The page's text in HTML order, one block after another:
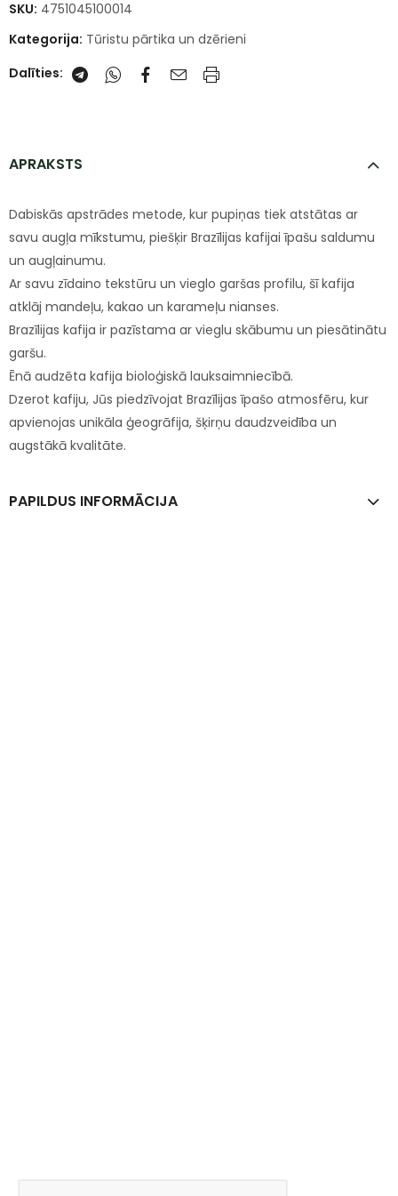
SKU: 4751045100014
Kategorija: Tūristu pārtika un dzērieni
Dalīties:
APRAKSTS
Dabiskās apstrādes metode, kur pupiņas tiek atstātas ar
savu augļa mīkstumu, piešķir Brazīlijas kafijai īpašu saldumu
un augļainumu.
Ar savu zīdaino tekstūru un vieglo garšas profilu, šī kafija
atklāj mandeļu, kakao un karameļu nianses.
Brazīlijas kafija ir pazīstama ar vieglu skābumu un piesātinātu
garšu.
Ēnā audzēta kafija bioloģiskā lauksaimniecībā.
Dzerot kafiju, Jūs piedzīvojat Brazīlijas īpašo atmosfēru, kur
apvienojas unikāla ģeogrāfija, šķirņu daudzveidība un
augstākā kvalitāte.
PAPILDUS INFORMĀCIJA